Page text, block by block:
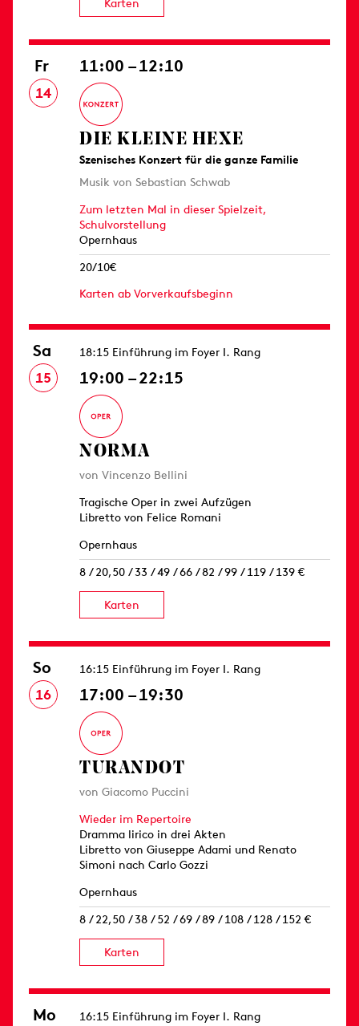
Karten
Fr
14
11:00 – 12:10
DIE KLEINE HEXE
Szenisches Konzert für die ganze Familie
Musik von Sebastian Schwab
Zum letzten Mal in dieser Spielzeit,
Schulvorstellung
Opernhaus
20/10€
Karten ab Vorverkaufsbeginn
Sa
15
18:15 Einführung im Foyer I. Rang
19:00 – 22:15
NORMA
von Vincenzo Bellini
Tragische Oper in zwei Aufzügen
Libretto von Felice Romani
Opernhaus
8 / 20,50 / 33 / 49 / 66 / 82 / 99 / 119 / 139 €
Karten
So
16
16:15 Einführung im Foyer I. Rang
17:00 – 19:30
TURANDOT
von Giacomo Puccini
Wieder im Repertoire
Dramma lirico in drei Akten
Libretto von Giuseppe Adami und Renato
Simoni nach Carlo Gozzi
Opernhaus
8 / 22,50 / 38 / 52 / 69 / 89 / 108 / 128 / 152 €
Karten
Mo 16:15 Einführung im Foyer I. Rang